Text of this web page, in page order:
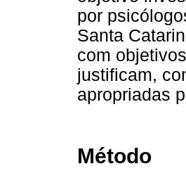
por
Santa
com
justificam,
apropriadas
Método